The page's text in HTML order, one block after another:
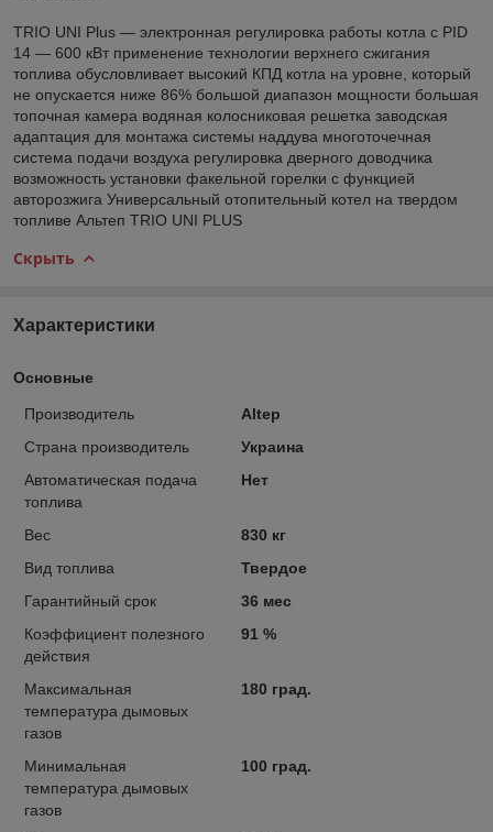
TRIO UNI Plus — электронная регулировка работы котла с PID
14 — 600 кВт применение технологии верхнего сжигания
топлива обусловливает высокий КПД котла на уровне, который
не опускается ниже 86% большой диапазон мощности большая
топочная камера водяная колосниковая решетка заводская
адаптация для монтажа системы наддува многоточечная
система подачи воздуха регулировка дверного доводчика
возможность установки факельной горелки с функцией
авторозжига Универсальный отопительный котел на твердом
топливе Альтеп TRIO UNI PLUS
Скрыть
Характеристики
Основные
Производитель
Altep
Страна производитель
Украина
Автоматическая подача
топлива
Нет
Вес
830 кг
Вид топлива
Твердое
Гарантийный срок
36 мес
Коэффициент полезного
действия
91 %
Максимальная
температура дымовых
газов
180 град.
Минимальная
температура дымовых
газов
100 град.